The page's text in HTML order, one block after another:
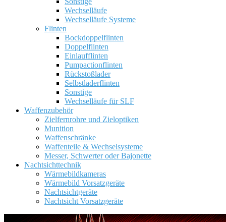
Wechselläufe
Wechselläufe Systeme
Flinten
Bockdoppelflinten
Doppelflinten
Einlaufflinten
Pumpactionflinten
Rückstoßlader
Selbstladerflinten
Sonstige
Wechselläufe für SLF
Waffenzubehör
Zielfernrohre und Zieloptiken
Munition
Waffenschränke
Waffenteile & Wechselsysteme
Messer, Schwerter oder Bajonette
Nachtsichttechnik
Wärmebildkameras
Wärmebild Vorsatzgeräte
Nachtsichtgeräte
Nachtsicht Vorsatzgeräte